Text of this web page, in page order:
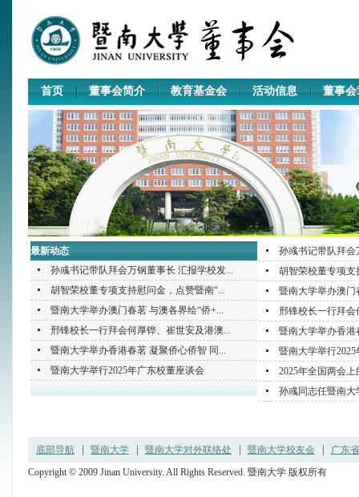
首页 董事会简介 教育基金会 活动信息 董事会
最新动态
孙彧书记带队拜会万钢董事长 汇报学校发...
胡智荣校董专项支持慰问金，点赞暨南“...
暨南大学举办澳门春茗 与澳各界绘“侨+...
邢锋校长一行拜会何厚铧、崔世安及港澳...
暨南大学举办香港春茗 凝聚侨心侨智 同...
暨南大学举行2025年广东校董座谈会
孙彧书记带队拜
胡智荣校董专项支
暨南大学举办澳门
邢锋校长一行拜
暨南大学举办香港
暨南大学举行
2025年全国两会
孙彧同志任暨南大
底部导航 暨南大学 暨南大学对外联络处 暨南大学校友会
广东
Copyright © 2009 Jinan University. All Rights Reserved. 暨南大学 版权所有